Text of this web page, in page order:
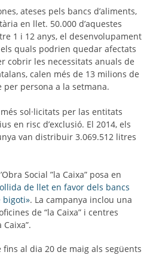
ateses pels bancs d’aliments,
en llet. 50.000 d’aquestes
1 i 12 anys, el desenvolupament
quals podrien quedar afectats
cobrir les necessitats anuals de
calen més de 13 milions de
persona a la setmana.
sol·licitats per las entitats
en risc d’exclusió. El 2014, els
van distribuir 3.069.512 litres
Social ”la Caixa” posa en
de llet en favor dels bancs
bigoti». La campanya inclou una
de “la Caixa” i centres
Caixa”.
al dia 20 de maig als següents